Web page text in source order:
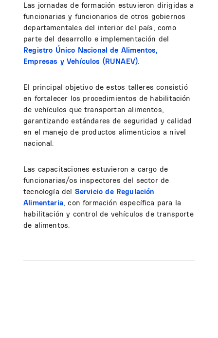
Las jornadas de formación estuvieron dirigidas a
funcionarias y funcionarios de otros gobiernos
departamentales del interior del país, como
parte del desarrollo e implementación del
Registro Único Nacional de Alimentos,
Empresas y Vehículos (RUNAEV).
El principal objetivo de estos talleres consistió
en fortalecer los procedimientos de habilitación
de vehículos que transportan alimentos,
garantizando estándares de seguridad y calidad
en el manejo de productos alimenticios a nivel
nacional.
Las capacitaciones estuvieron a cargo de
funcionarias/os inspectores del sector de
tecnología del Servicio de Regulación
Alimentaria, con formación específica para la
habilitación y control de vehículos de transporte
de alimentos.